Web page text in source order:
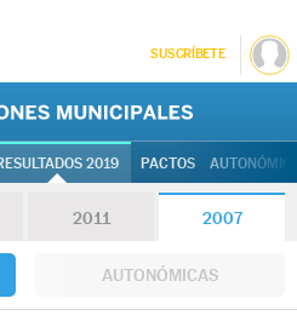
SUSCRÍBETE
2019 PACTOS
2011 2007
AUTONÓMICAS